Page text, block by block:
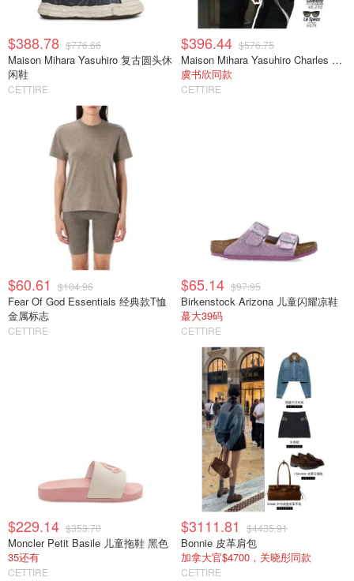
$388.78 $776.66
Maison Mihara Yasuhiro 复古圆头休
闲鞋
CETTIRE
$396.44 $576.75
Maison Mihara Yasuhiro Charles 系带休闲鞋
虞书欣同款
CETTIRE
$60.61 $104.96
Fear Of God Essentials 经典款T恤
金属标志
CETTIRE
$65.14 $97.95
Birkenstock Arizona 儿童闪耀凉鞋
蕞大39码
CETTIRE
$229.14 $353.70
Moncler Petit Basile 儿童拖鞋 黑色
35还有
CETTIRE
$3111.81 $4435.91
Bonnie 皮革肩包
加拿大官$4700，关晓彤同款
CETTIRE